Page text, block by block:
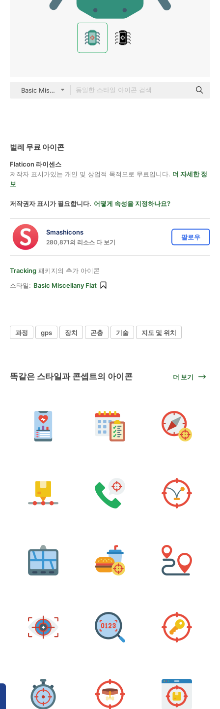
Basic Miscellany Flat
벌레 무료 아이콘
Flaticon 라이센스
저작자 표시가있는 개인 및 상업적 목적으로 무료입니다. 더 자세한 정
보
저작권자 표시가 필요합니다. 어떻게 속성을 지정하나요?
Smashicons
280,871의 리소스 다 보기
팔로우
Tracking 패키지의 추가 아이콘
스타일: Basic Miscellany Flat
과정 gps 장치 곤충 기술 지도 및 위치
똑같은 스타일과 콘셉트의 아이콘 더 보기